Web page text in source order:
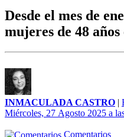
Desde el mes de
mujeres de 48
INMACULADA CASTRO |
Miércoles, 27 Agosto 2025 a
Comentarios